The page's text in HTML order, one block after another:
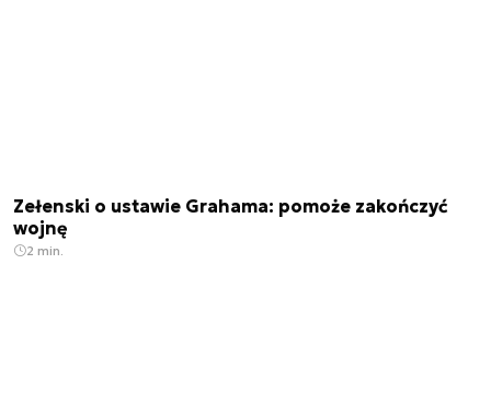
Zełenski o ustawie Grahama: pomoże zakończyć
wojnę
2 min.